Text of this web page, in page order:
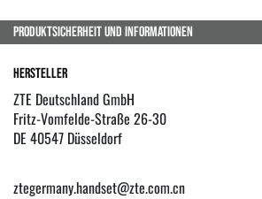
PRODUKTSICHERHEIT UND INFORMATIONEN
Hersteller
ZTE Deutschland GmbH
Fritz-Vomfelde-Straße 26-30
DE 40547 Düsseldorf
ztegermany.handset@zte.com.cn